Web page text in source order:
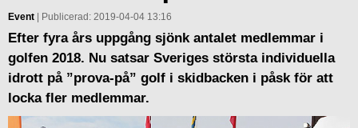
Event | Publicerad: 2019-04-04 13:16
Efter fyra års uppgång sjönk antalet medlemmar i
golfen 2018. Nu satsar Sveriges största individuella
idrott på ”prova-på” golf i skidbacken i påsk för att
locka fler medlemmar.